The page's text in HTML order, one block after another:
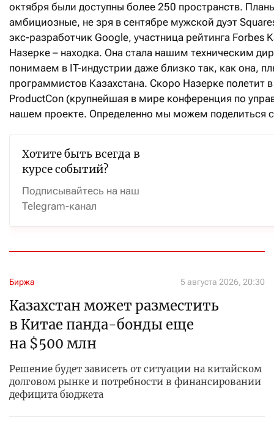
октября были доступны более 250 пространств.
амбициозные, не зря в сентябре мужской дуэт
экс-разработчик Google, участница рейтинга Forbes
Назерке – находка. Она стала нашим техническим
понимаем в IT-индустрии даже близко так, как она,
программистов Казахстана. Скоро Назерке полетит
ProductCon (крупнейшая в мире конференция по
нашем проекте. Определенно мы можем поделиться
Хотите быть всегда в
курсе событий?
Подписывайтесь на наш
Telegram-канал
Биржа 5 августа 2026, 20:30
Казахстан может разместить
в Китае панда-бонды еще
на $500 млн
Решение будет зависеть от ситуации на китайском
долговом рынке и потребности в финансировании
дефицита бюджета